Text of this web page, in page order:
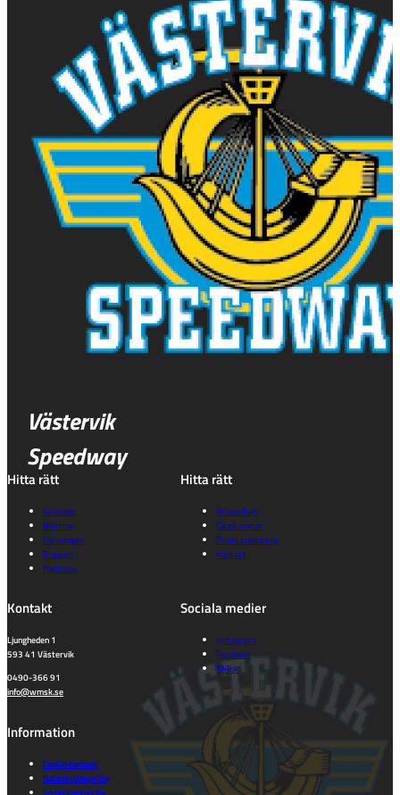
Västervik
Speedway
Hitta rätt
Kalender
Biljetter
Föreningen
Truppen
Partners
Hitta rätt
Bli medlem
Gå på match
Prova speedway
Kontakt
Kontakt
Ljungheden 1
593 41 Västervik
0490-366 91
info@wmsk.se
Sociala medier
Instagram
Facebook
TikTok
Information
Cookie consent
Dataskyddspolicy
Integritetspolicy